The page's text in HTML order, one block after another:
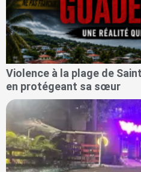
Violence à la plage de
en protégeant sa sœur